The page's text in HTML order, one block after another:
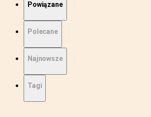
Powiązane
Polecane
Najnowsze
Tagi